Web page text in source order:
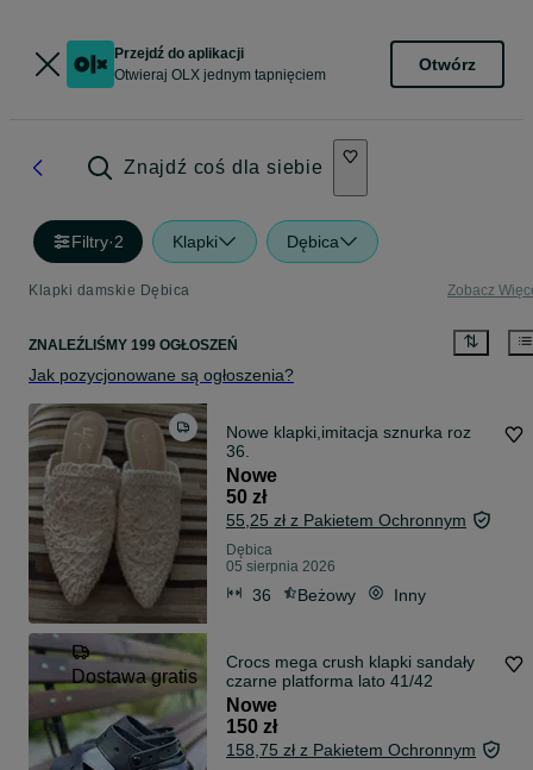
Przejdź do aplikacji
Otwieraj OLX jednym tapnięciem
Otwórz
Znajdź coś dla siebie
Filtry·2 Klapki Dębica
Klapki damskie Dębica Zobacz
ZNALEŹLIŚMY 199 OGŁOSZEŃ
Jak pozycjonowane są ogłoszenia?
Nowe klapki,imitacja sznurka roz
36.
Nowe
50 zł
55,25 zł z Pakietem Ochronnym
Dębica
05 sierpnia 2026
36 Beżowy Inny
Dostawa gratis
Crocs mega crush klapki sandały
czarne platforma lato 41/42
Nowe
150 zł
158,75 zł z Pakietem Ochronnym